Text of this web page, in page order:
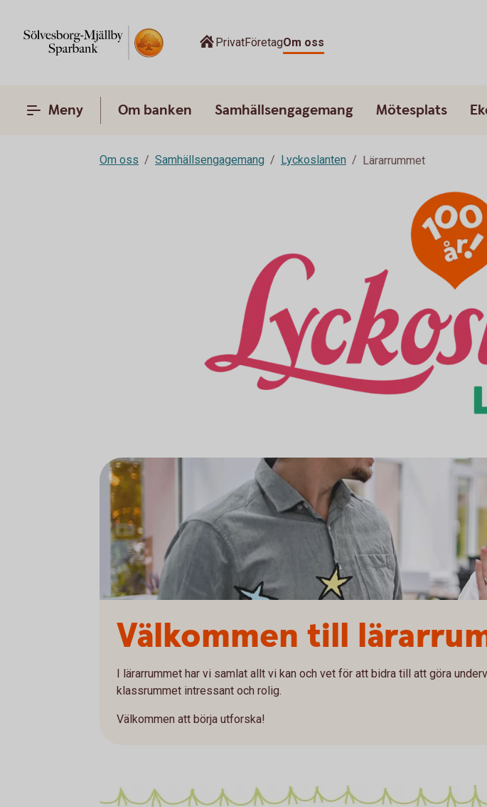
PrivatFöretagOm oss
Meny Om banken Samhällsengagemang Mötesplats
Om oss Samhällsengagemang Lyckoslanten Lärarrummet
Välkommen till
I lärarrummet har vi samlat allt vi kan och vet för att bidra till att göra
klassrummet intressant och rolig.
Välkommen att börja utforska!